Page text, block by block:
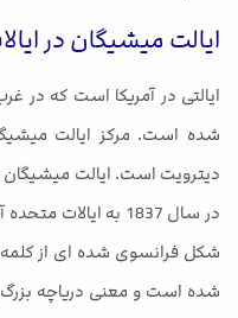
ایالت میشیگان در
ایالتی در آمریکا است که در
شده است. مرکز ایالت
دیترویت است. ایالت
در سال 1837 به
شکل فرانسوی شده ای از
شده است و معنی دریاچه بزرگ